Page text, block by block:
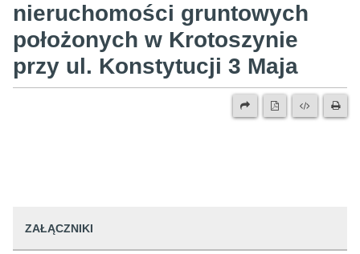
nieruchomości gruntowych
położonych w Krotoszynie
przy ul. Konstytucji 3 Maja
ZAŁĄCZNIKI